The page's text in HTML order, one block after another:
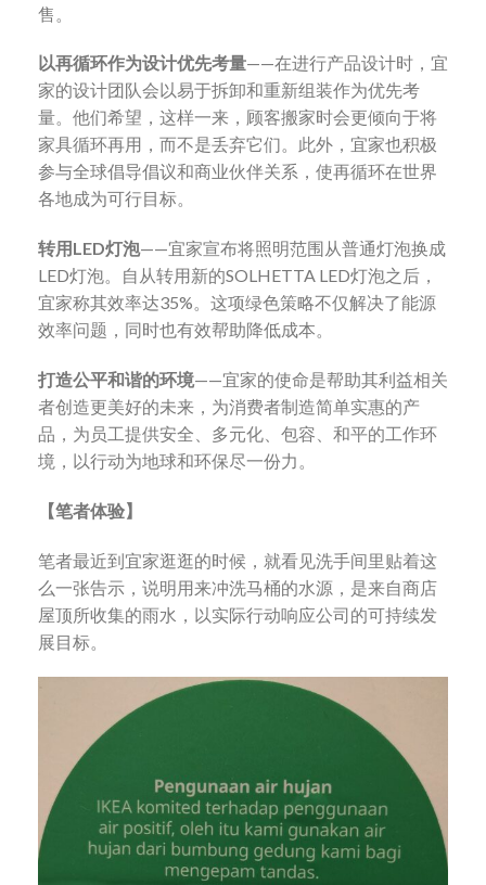
售。
以再循环作为设计优先考量——在进行产品设计时，宜
家的设计团队会以易于拆卸和重新组装作为优先考
量。他们希望，这样一来，顾客搬家时会更倾向于将
家具循环再用，而不是丢弃它们。此外，宜家也积极
参与全球倡导倡议和商业伙伴关系，使再循环在世界
各地成为可行目标。
转用 LED灯泡——宜家宣布将照明范围从普通灯泡换成
LED灯泡。自从转用新的SOLHETTA LED灯泡之后，
宜家称其效率达35%。这项绿色策略不仅解决了能源
效率问题，同时也有效帮助降低成本。
打造公平和谐的环境——宜家的使命是帮助其利益相关
者创造更美好的未来，为消费者制造简单实惠的产
品，为员工提供安全、多元化、包容、和平的工作环
境，以行动为地球和环保尽一份力。
【笔者体验】
笔者最近到宜家逛逛的时候，就看见洗手间里贴着这
么一张告示，说明用来冲洗马桶的水源，是来自商店
屋顶所收集的雨水，以实际行动响应公司的可持续发
展目标。